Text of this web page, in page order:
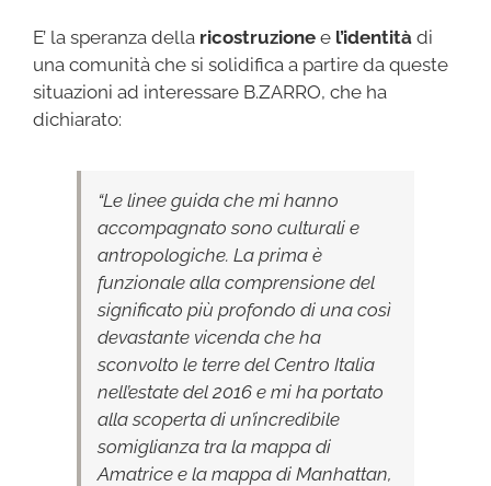
E’ la speranza della ricostruzione e l’identità di
una comunità che si solidifica a partire da queste
situazioni ad interessare B.ZARRO, che ha
dichiarato:
“Le linee guida che mi hanno
accompagnato sono culturali e
antropologiche. ​La prima è
funzionale alla comprensione del
significato più profondo di una così
devastante vicenda che ha
sconvolto le terre del Centro Italia
nell’estate del 2016 e mi ha portato
alla scoperta di un’incredibile
somiglianza tra la mappa di ​
Amatrice e la mappa di Manhattan​,